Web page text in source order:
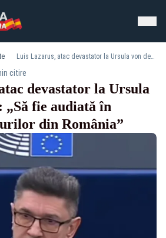
Luis Lazarus, atac devastator la Ursula von der Leyen: „Să fie audiată în dosarul vaccinurilor din România”
citire
devastator la Ursula
„Să fie audiată în
din România”